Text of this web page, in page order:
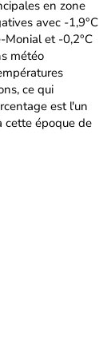
en zone
avec -1,9°C
Monial et -0,2°C
météo
ce qui
est l'un
cette époque de